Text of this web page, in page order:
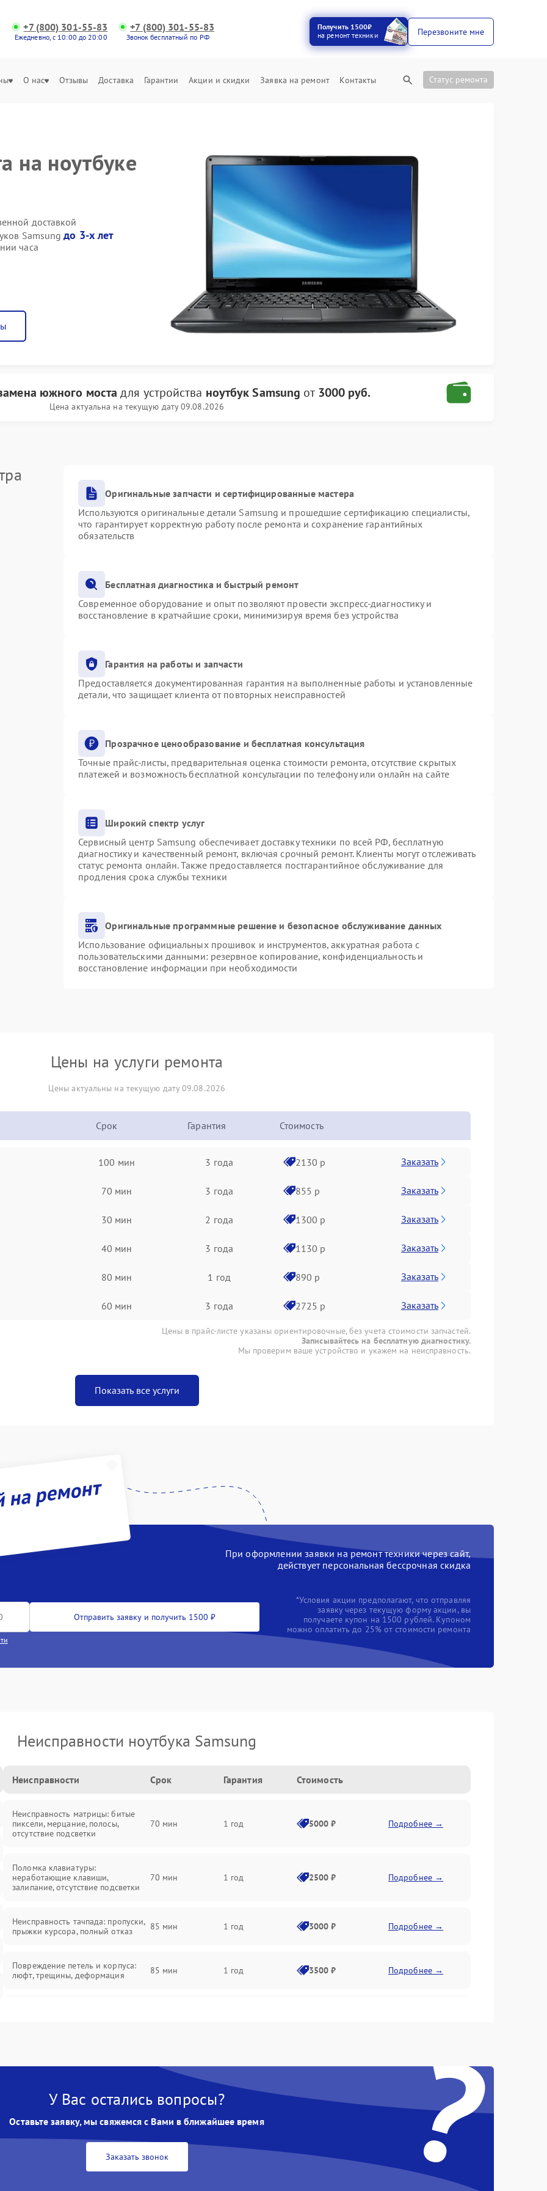
+7 (800) 301-55-83
Ежедневно, с 10:00 до 20:00
+7 (800) 301-55-83
Звонок бесплатный по РФ
Получить 1500₽
на ремонт техники
Перезвоните мне
О нас Отзывы Доставка Гарантии Акции и скидки Заявка на ремонт Контакты Статус ремонта
на ноутбуке
доставкой
Samsungдо 3-х лет
часа
южного моста для устройства ноутбук Samsung от 3000 руб.
Цена актуальна на текущую дату 09.08.2026
Оригинальные запчасти и сертифицированные мастера
Используются оригинальные детали Samsung и прошедшие сертификацию специалисты,
что гарантирует корректную работу после ремонта и сохранение гарантийных
обязательств
Бесплатная диагностика и быстрый ремонт
Современное оборудование и опыт позволяют провести экспресс-диагностику и
восстановление в кратчайшие сроки, минимизируя время без устройства
Гарантия на работы и запчасти
Предоставляется документированная гарантия на выполненные работы и установленные
детали, что защищает клиента от повторных неисправностей
Прозрачное ценообразование и бесплатная консультация
Точные прайс-листы, предварительная оценка стоимости ремонта, отсутствие скрытых
платежей и возможность бесплатной консультации по телефону или онлайн на сайте
Широкий спектр услуг
Сервисный центр Samsung обеспечивает доставку техники по всей РФ, бесплатную
диагностику и качественный ремонт, включая срочный ремонт. Клиенты могут отслеживать
статус ремонта онлайн. Также предоставляется постгарантийное обслуживание для
продления срока службы техники
Оригинальные программные решение и безопасное обслуживание данных
Использование официальных прошивок и инструментов, аккуратная работа с
пользовательскими данными: резервное копирование, конфиденциальность и
восстановление информации при необходимости
Цены на услуги ремонта
Цены актуальны на текущую дату 09.08.2026
Срок Гарантия Стоимость
100 мин 3 года 2130 р Заказать
70 мин 3 года 855 р Заказать
30 мин 2 года 1300 р Заказать
40 мин 3 года 1130 р Заказать
80 мин 1 год 890 р Заказать
60 мин 3 года 2725 р Заказать
Цены в прайс-листе указаны ориентировочные, без учета стоимости запчастей.
Записывайтесь на бесплатную диагностику.
Мы проверим ваше устройство и укажем на неисправность.
Показать все услуги
ремонт
При оформлении заявки на ремонт техники через сайт,
действует персональная бессрочная скидка
Отправить заявку и получить 1500 ₽
*Условия акции предполагают, что отправляя
заявку через текущую форму акции, вы
получаете купон на 1500 рублей. Купоном
можно оплатить до 25% от стоимости ремонта
Неисправности ноутбука Samsung
Неисправности Срок Гарантия Стоимость
Неисправность матрицы: битые
пиксели, мерцание, полосы,
отсутствие подсветки
70 мин 1 год 5000 ₽ Подробнее →
Поломка клавиатуры:
неработающие клавиши,
залипание, отсутствие подсветки
70 мин 1 год 2500 ₽ Подробнее →
Неисправность тачпада: пропуски,
прыжки курсора, полный отказ
85 мин 1 год 3000 ₽ Подробнее →
Повреждение петель и корпуса:
люфт, трещины, деформация
85 мин 1 год 3500 ₽ Подробнее →
85 мин 1 год 2000 ₽ Подробнее →
Перегрев из‑за пыли, износа
термопасты или неисправности
кулера
75 мин Подробнее →
Выход из строя SSD или HDD:
медленная загрузка, ошибки
80 мин Подробнее →
?
У Вас остались вопросы?
Оставьте заявку, мы свяжемся с Вами в ближайшее время
Заказать звонок